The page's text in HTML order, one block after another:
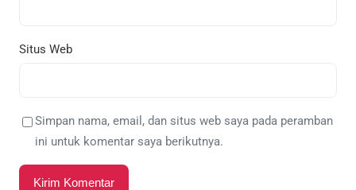
Situs Web
Simpan nama, email, dan situs web saya pada peramban
ini untuk komentar saya berikutnya.